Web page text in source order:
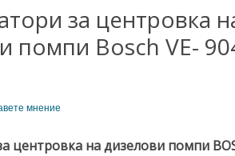
за центровка
помпи Bosch VE-
мнение
центровка на дизелови помпи